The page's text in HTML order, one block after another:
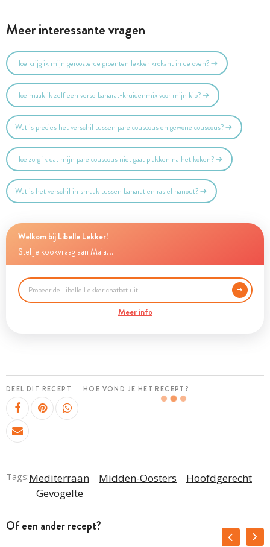
Meer interessante vragen
Hoe krijg ik mijn geroosterde groenten lekker krokant in de oven?
Hoe maak ik zelf een verse baharat-kruidenmix voor mijn kip?
Wat is precies het verschil tussen parelcouscous en gewone couscous?
Hoe zorg ik dat mijn parelcouscous niet gaat plakken na het koken?
Wat is het verschil in smaak tussen baharat en ras el hanout?
Welkom bij Libelle Lekker!
Stel je kookvraag aan Maia...
Meer info
DEEL DIT RECEPT HOE VOND JE HET RECEPT?
Tags:Mediterraan Midden-Oosters
Hoofdgerecht
Gevogelte
Of een ander recept?